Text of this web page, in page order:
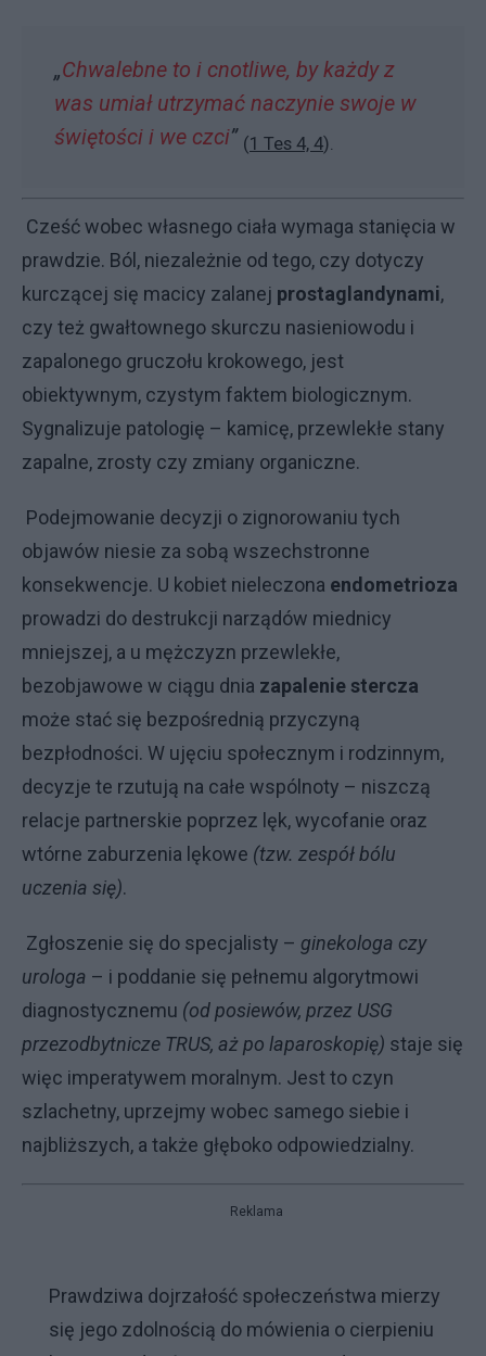
„Chwalebne to i cnotliwe, by każdy z
was umiał utrzymać naczynie swoje w
świętości i we czci” (1 Tes 4, 4).
Cześć wobec własnego ciała wymaga stanięcia w
prawdzie. Ból, niezależnie od tego, czy dotyczy
kurczącej się macicy zalanej prostaglandynami,
czy też gwałtownego skurczu nasieniowodu i
zapalonego gruczołu krokowego, jest
obiektywnym, czystym faktem biologicznym.
Sygnalizuje patologię – kamicę, przewlekłe stany
zapalne, zrosty czy zmiany organiczne.
Podejmowanie decyzji o zignorowaniu tych
objawów niesie za sobą wszechstronne
konsekwencje. U kobiet nieleczona endometrioza
prowadzi do destrukcji narządów miednicy
mniejszej, a u mężczyzn przewlekłe,
bezobjawowe w ciągu dnia zapalenie stercza
może stać się bezpośrednią przyczyną
bezpłodności. W ujęciu społecznym i rodzinnym,
decyzje te rzutują na całe wspólnoty – niszczą
relacje partnerskie poprzez lęk, wycofanie oraz
wtórne zaburzenia lękowe (tzw. zespół bólu
uczenia się).
Zgłoszenie się do specjalisty – ginekologa czy
urologa – i poddanie się pełnemu algorytmowi
diagnostycznemu (od posiewów, przez USG
przezodbytnicze TRUS, aż po laparoskopię) staje się
więc imperatywem moralnym. Jest to czyn
szlachetny, uprzejmy wobec samego siebie i
najbliższych, a także głęboko odpowiedzialny.
Reklama
Prawdziwa dojrzałość społeczeństwa mierzy
się jego zdolnością do mówienia o cierpieniu